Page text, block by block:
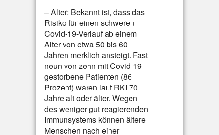
– Alter: Bekannt ist, dass das
Risiko für einen schweren
Covid-19-Verlauf ab einem
Alter von etwa 50 bis 60
Jahren merklich ansteigt. Fast
neun von zehn mit Covid-19
gestorbene Patienten (86
Prozent) waren laut RKI 70
Jahre alt oder älter. Wegen
des weniger gut reagierenden
Immunsystems können ältere
Menschen nach einer